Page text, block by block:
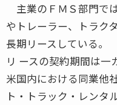
主業のＦＭＳ部門で
やトレーラー、トラク
長期リースしている。
リ ースの契約期間は一
米国内における同業他
ト・トラック・レンタ